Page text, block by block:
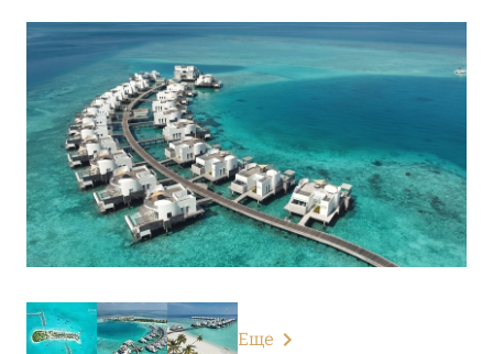
ЛАВИАНИ 9
НУНУ
РАА 13
РАСДУ 1
СЕВЕРНЫЙ АРИ
Еще